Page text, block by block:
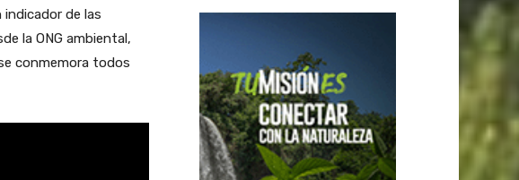
indicador de las
la ONG ambiental,
conmemora todos